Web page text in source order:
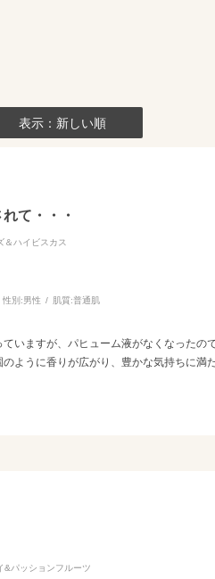
表示：新しい順
て・・・
＆ハイビスカス
性別:男性 肌質:普通肌
いますが、パヒューム液がなくなったの
ように香りが広がり、豊かな気持ちに満
&パッションフルーツ